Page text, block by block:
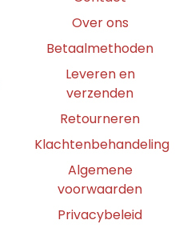
Over ons
Betaalmethoden
Leveren en
verzenden
Retourneren
Klachtenbehandeling
Algemene
voorwaarden
Privacybeleid